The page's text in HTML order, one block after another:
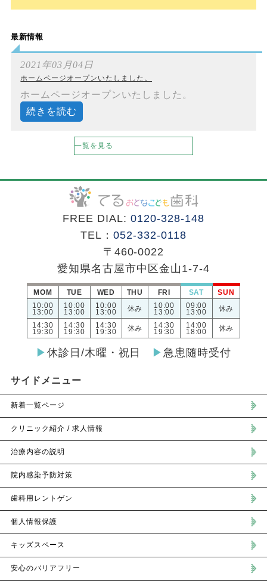
最新情報
2021年03月04日
ホームページオープンいたしました。
ホームページオープンいたしました。
続きを読む
一覧を見る
FREE DIAL: 0120-328-148
TEL：052-332-0118
〒460-0022
愛知県名古屋市中区金山1-7-4
MOM TUE WED THU FRI SAT
SUN
10:00
13:00
10:00
13:00
10:00
13:00
休み
10:00
13:00
09:00
13:00
休み
14:30
19:30
14:30
19:30
14:30
19:30
休み
14:30
19:30
14:00
18:00
休み
▶︎ 休診日/木曜・祝日 ▶︎ 急患随時受付
サイドメニュー
新着一覧ページ
クリニック紹介 / 求人情報
治療内容の説明
院内感染予防対策
歯科用レントゲン
個人情報保護
キッズスペース
安心のバリアフリー